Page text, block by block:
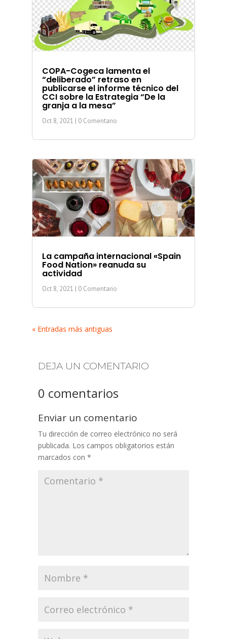
COPA-Cogeca lamenta el
“deliberado” retraso en
publicarse el informe técnico del
CCI sobre la Estrategia “De la
granja a la mesa”
Oct 8, 2021 | 0 Comentario
La campaña internacional «Spain
Food Nation» reanuda su
actividad
Oct 8, 2021 | 0 Comentario
« Entradas más antiguas
DEJA UN COMENTARIO
0 comentarios
Enviar un comentario
Tu dirección de correo electrónico no será
publicada. Los campos obligatorios están
marcados con *